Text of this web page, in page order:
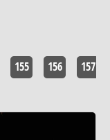
155 156 157